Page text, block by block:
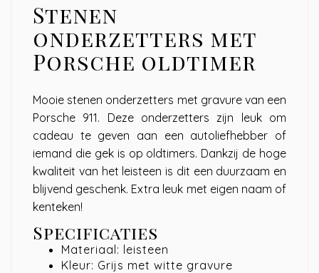
Stenen
onderzetters met
Porsche oldtimer
Mooie stenen onderzetters met gravure van een
Porsche 911. Deze onderzetters zijn leuk om
cadeau te geven aan een autoliefhebber of
iemand die gek is op oldtimers. Dankzij de hoge
kwaliteit van het leisteen is dit een duurzaam en
blijvend geschenk. Extra leuk met eigen naam of
kenteken!
Specificaties
Materiaal: leisteen
Kleur: Grijs met witte gravure